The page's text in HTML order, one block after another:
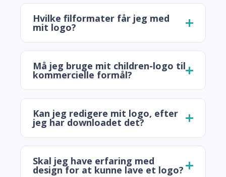
Hvilke filformater får jeg med
mit logo?
Må jeg bruge mit children-logo til
kommercielle formål?
Kan jeg redigere mit logo, efter
jeg har downloadet det?
Skal jeg have erfaring med
design for at kunne lave et logo?